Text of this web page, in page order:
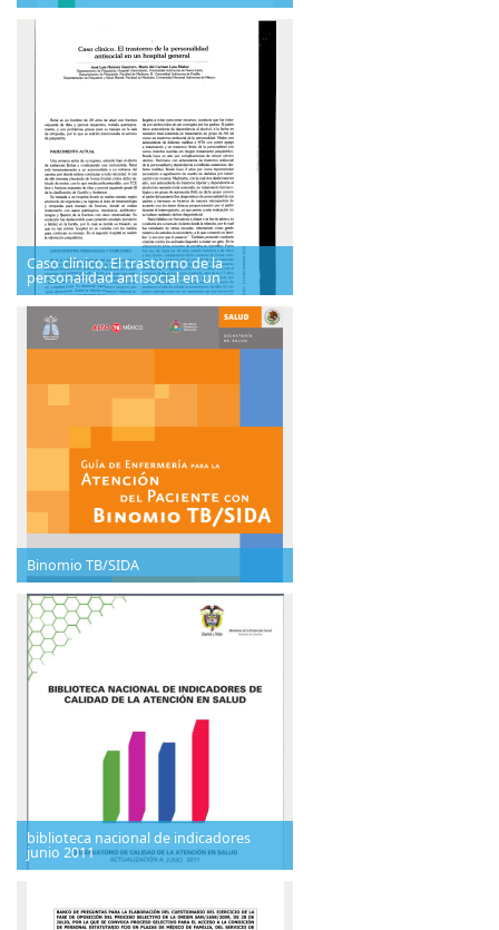
Caso clínico. El trastorno de la
personalidad antisocial en un
Binomio TB/SIDA
biblioteca nacional de indicadores
junio 2011